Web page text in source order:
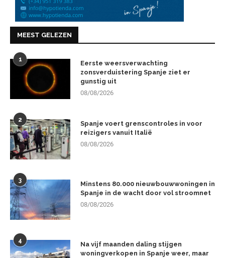
MEEST GELEZEN
1
Eerste weersverwachting
zonsverduistering Spanje ziet er
gunstig uit
08/08/2026
2
Spanje voert grenscontroles in voor
reizigers vanuit Italië
08/08/2026
3
Minstens 80.000 nieuwbouwwoningen in
Spanje in de wacht door vol stroomnet
08/08/2026
4
Na vijf maanden daling stijgen
woningverkopen in Spanje weer, maar